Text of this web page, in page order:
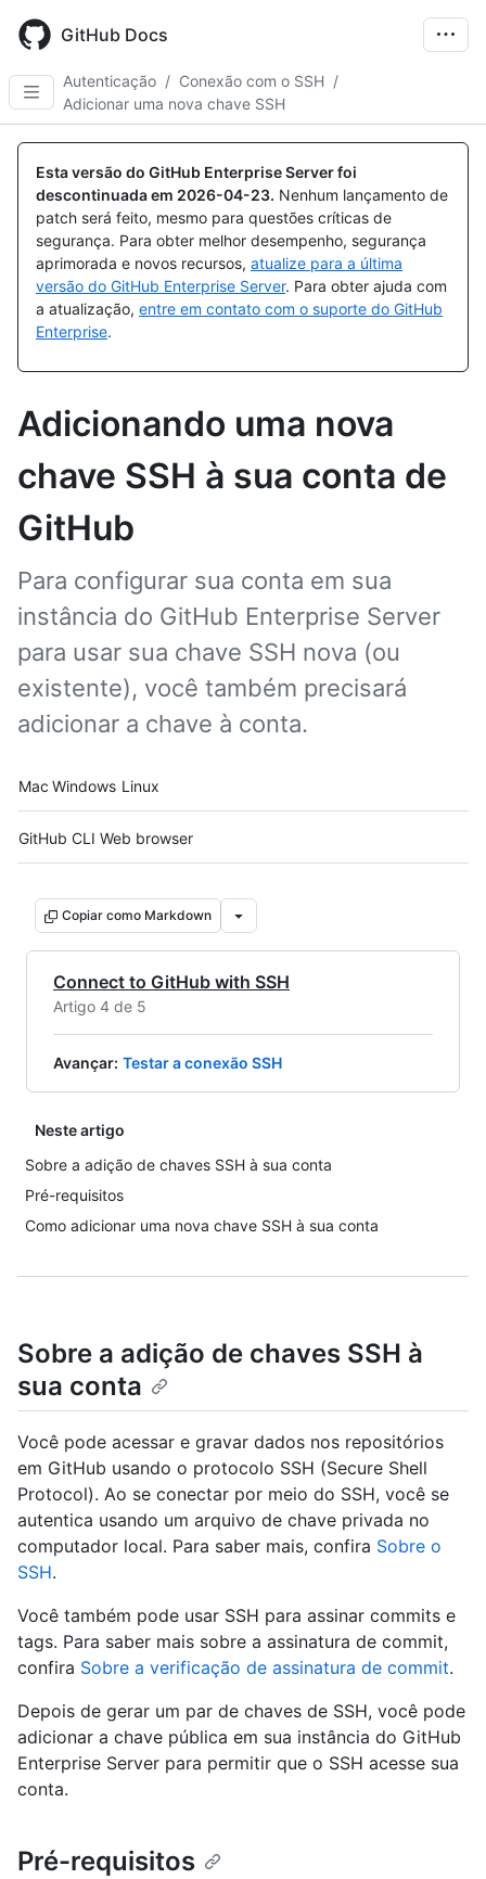
main
content
GitHub Docs
Autenticação / Conexão com o SSH /
Adicionar uma nova chave SSH
Esta versão do GitHub Enterprise Server foi
descontinuada em 2026-04-23. Nenhum lançamento de
patch será feito, mesmo para questões críticas de
segurança. Para obter melhor desempenho, segurança
aprimorada e novos recursos, atualize para a última
versão do GitHub Enterprise Server. Para obter ajuda com
a atualização, entre em contato com o suporte do GitHub
Enterprise.
Adicionando uma nova
chave SSH à sua conta de
GitHub
Para configurar sua conta em sua
instância do GitHub Enterprise Server
para usar sua chave SSH nova (ou
existente), você também precisará
adicionar a chave à conta.
Platform navigation
Mac Windows Linux
Tool navigation
GitHub CLI Web browser
Copiar como Markdown
Connect to GitHub with SSH
Artigo 4 de 5
Avançar: Testar a conexão SSH
Neste artigo
Sobre a adição de chaves SSH à sua conta
Pré-requisitos
Como adicionar uma nova chave SSH à sua conta
Sobre a adição de chaves SSH à
sua conta
Você pode acessar e gravar dados nos repositórios
em GitHub usando o protocolo SSH (Secure Shell
Protocol). Ao se conectar por meio do SSH, você se
autentica usando um arquivo de chave privada no
computador local. Para saber mais, confira Sobre o
SSH.
Você também pode usar SSH para assinar commits e
tags. Para saber mais sobre a assinatura de commit,
confira Sobre a verificação de assinatura de commit.
Depois de gerar um par de chaves de SSH, você pode
adicionar a chave pública em sua instância do GitHub
Enterprise Server para permitir que o SSH acesse sua
conta.
Pré-requisitos